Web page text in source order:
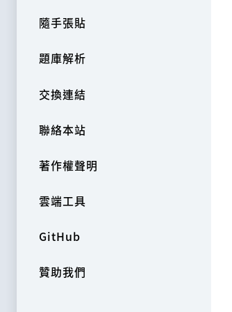
隨手張貼
題庫解析
交換連結
聯絡本站
著作權聲明
雲端工具
GitHub
贊助我們